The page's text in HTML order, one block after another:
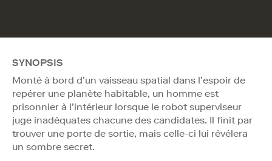
SYNOPSIS
Monté à bord d’un vaisseau spatial dans l’espoir de
repérer une planète habitable, un homme est
prisonnier à l’intérieur lorsque le robot superviseur
juge inadéquates chacune des candidates. Il finit par
trouver une porte de sortie, mais celle-ci lui révélera
un sombre secret.